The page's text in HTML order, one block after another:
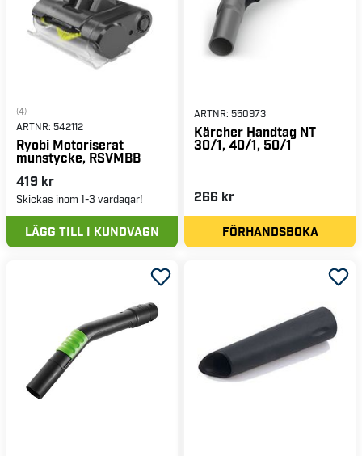
(4)
ARTNR: 542112
Ryobi Motoriserat
munstycke, RSVMBB
419 kr
Skickas inom 1-3 vardagar!
LÄGG TILL I KUNDVAGN
ARTNR: 550973
Kärcher Handtag NT
30/1, 40/1, 50/1
266 kr
FÖRHANDSBOKA